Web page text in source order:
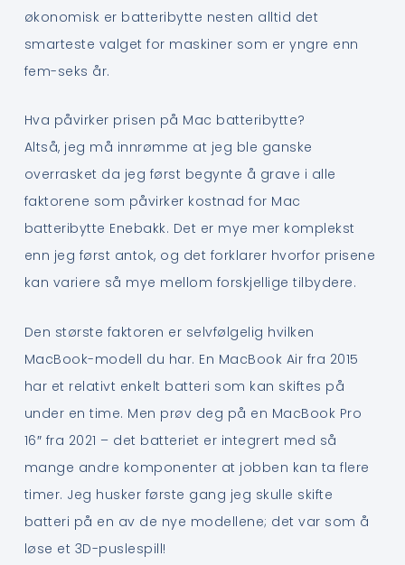
økonomisk er batteribytte nesten alltid det
smarteste valget for maskiner som er yngre enn
fem-seks år.
Hva påvirker prisen på Mac batteribytte?
Altså, jeg må innrømme at jeg ble ganske
overrasket da jeg først begynte å grave i alle
faktorene som påvirker kostnad for Mac
batteribytte Enebakk. Det er mye mer komplekst
enn jeg først antok, og det forklarer hvorfor prisene
kan variere så mye mellom forskjellige tilbydere.
Den største faktoren er selvfølgelig hvilken
MacBook-modell du har. En MacBook Air fra 2015
har et relativt enkelt batteri som kan skiftes på
under en time. Men prøv deg på en MacBook Pro
16″ fra 2021 – det batteriet er integrert med så
mange andre komponenter at jobben kan ta flere
timer. Jeg husker første gang jeg skulle skifte
batteri på en av de nye modellene; det var som å
løse et 3D-puslespill!